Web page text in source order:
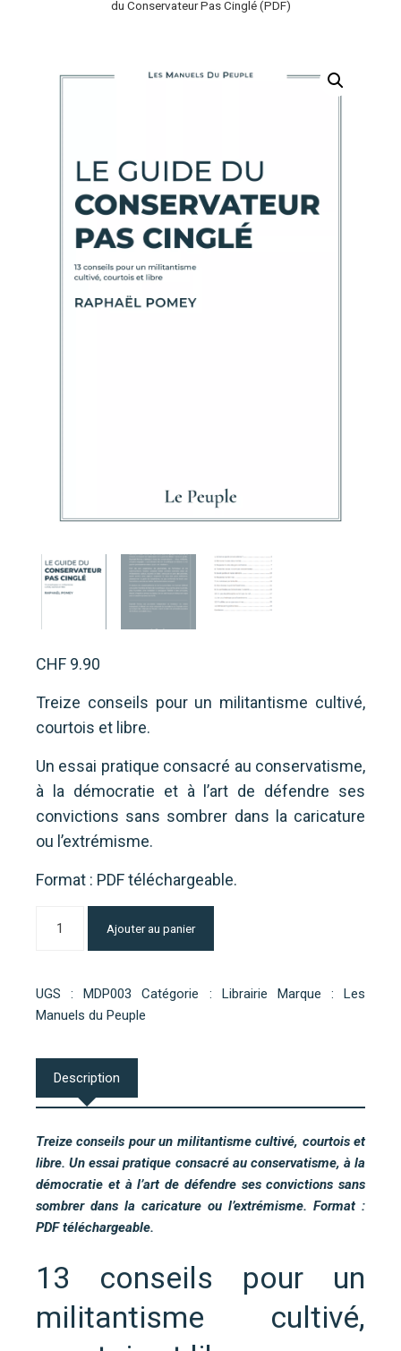
du Conservateur Pas Cinglé (PDF)
CHF 9.90
Treize conseils pour un militantisme cultivé,
courtois et libre.
Un essai pratique consacré au conservatisme,
à la démocratie et à l’art de défendre ses
convictions sans sombrer dans la caricature
ou l’extrémisme.
Format : PDF téléchargeable.
Guide
du
Pas
Cinglé
Ajouter au panier
UGS : MDP003 Catégorie : Librairie Marque :
Les
Manuels du Peuple
Description
Treize conseils pour un militantisme cultivé, courtois et
libre. Un essai pratique consacré au conservatisme, à la
démocratie et à l’art de défendre ses convictions sans
sombrer dans la caricature ou l’extrémisme. Format :
PDF téléchargeable.
13 conseils pour un
militantisme cultivé,